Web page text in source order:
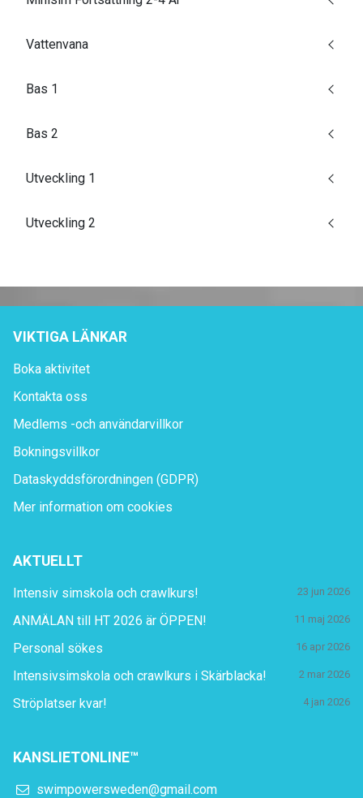
Vattenvana
Bas 1
Bas 2
Utveckling 1
Utveckling 2
VIKTIGA LÄNKAR
Boka aktivitet
Kontakta oss
Medlems -och användarvillkor
Bokningsvillkor
Dataskyddsförordningen (GDPR)
Mer information om cookies
AKTUELLT
Intensiv simskola och crawlkurs! 23 jun 2026
ANMÄLAN till HT 2026 är ÖPPEN! 11 maj 2026
Personal sökes 16 apr 2026
Intensivsimskola och crawlkurs i Skärblacka! 2 mar 2026
Ströplatser kvar! 4 jan 2026
KANSLIETONLINE™
swimpowersweden@gmail.com